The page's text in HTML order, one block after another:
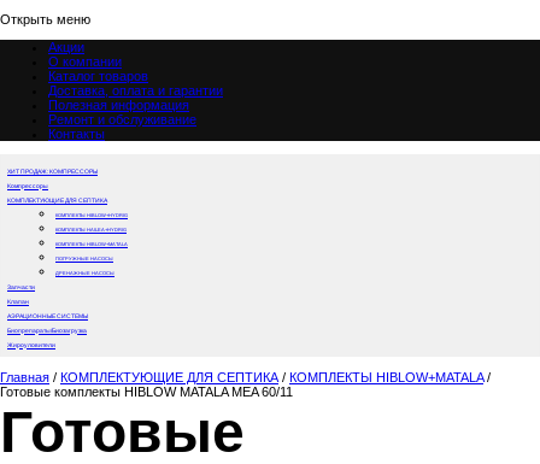
Открыть меню
Акции
О компании
Каталог товаров
Доставка, оплата и гарантии
Полезная информация
Ремонт и обслуживание
Контакты
ХИТ ПРОДАЖ: КОМПРЕССОРЫ
Компрессоры
КОМПЛЕКТУЮЩИЕ ДЛЯ СЕПТИКА
КОМПЛЕКТЫ HIBLOW+HYDRIG
КОМПЛЕКТЫ HAILEA+HYDRIG
КОМПЛЕКТЫ HIBLOW+MATALA
ПОГРУЖНЫЕ НАСОСЫ
ДРЕНАЖНЫЕ НАСОСЫ
Запчасти
Клапан
АЭРАЦИОННЫЕ СИСТЕМЫ
Биопрепараты/Биозагрузка
Жироуловители
Главная / КОМПЛЕКТУЮЩИЕ ДЛЯ СЕПТИКА / КОМПЛЕКТЫ HIBLOW+MATALA/
Готовые комплекты HIBLOW MATALA MEA 60/11
Готовые